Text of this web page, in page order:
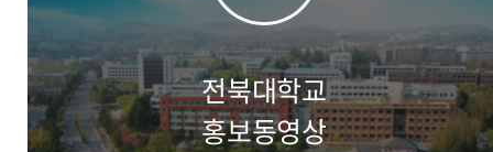
전북대학교
홍보동영상